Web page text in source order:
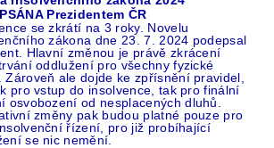
Prezidentem ČR
se zkrátí na 3 roky. Novelu
zákona dne 23. 7. 2024 podepsal
Hlavní změnou je právě zkrácení
oddlužení pro všechny fyzické
Zároveň ale dojde ke zpřísnění pravidel,
pro vstup do insolvence, tak pro finální
osvobození od nesplacených dluhů.
změny pak budou platné pouze pro
řízení, pro již probíhající
se nic nemění.